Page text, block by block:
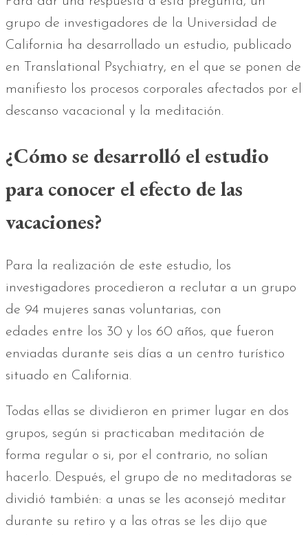
grupo de investigadores de la Universidad de
California ha desarrollado un estudio, publicado
en Translational Psychiatry, en el que se ponen de
manifiesto los procesos corporales afectados por el
descanso vacacional y la meditación.
¿Cómo se desarrolló el estudio
para conocer el efecto de las
vacaciones?
Para la realización de este estudio, los
investigadores procedieron a reclutar a un grupo
de 94 mujeres sanas voluntarias, con
edades entre los 30 y los 60 años, que fueron
enviadas durante seis días a un centro turístico
situado en California.
Todas ellas se dividieron en primer lugar en dos
grupos, según si practicaban meditación de
forma regular o si, por el contrario, no solían
hacerlo. Después, el grupo de no meditadoras se
dividió también: a unas se les aconsejó meditar
durante su retiro y a las otras se les dijo que